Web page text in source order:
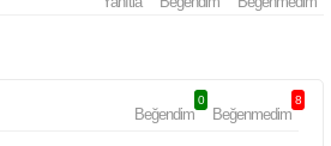
Beğendim
0
Beğenmedim
8